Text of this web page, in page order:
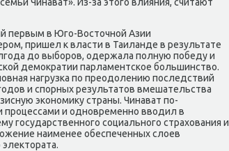
первым в Юго-Восточной Азии
пришел к власти в Таиланде в результате
до выборов, одержала полную победу и
демократии парламентское большинство.
нагрузка по преодолению последствий
и спорных результатов вмешательства
экономику страны. Чинават по-
и одновременно вводил в
государственного социального страхования и
наименее обеспеченных слоев